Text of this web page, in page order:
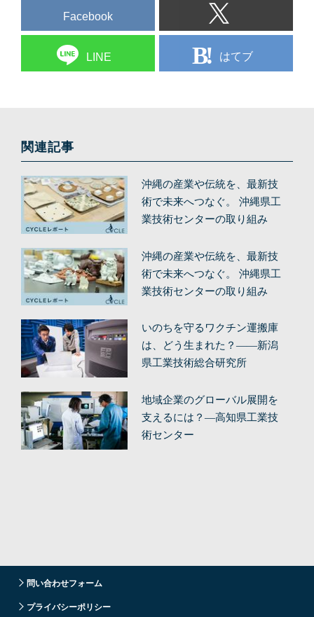
Facebook
LINE はてブ
関連記事
沖縄の産業や伝統を、最新技
術で未来へつなぐ。 沖縄県工
業技術センターの取り組み
沖縄の産業や伝統を、最新技
術で未来へつなぐ。 沖縄県工
業技術センターの取り組み
いのちを守るワクチン運搬庫
は、どう生まれた？——新潟
県工業技術総合研究所
地域企業のグローバル展開を
支えるには？—高知県工業技
術センター
問い合わせフォーム
プライバシーポリシー